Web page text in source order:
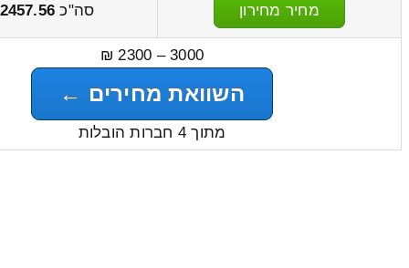
מחיר מחירון סה"כ 2457.56
3000 – 2300 ₪
השוואת מחירים ←
מתוך 4 חברות הובלות